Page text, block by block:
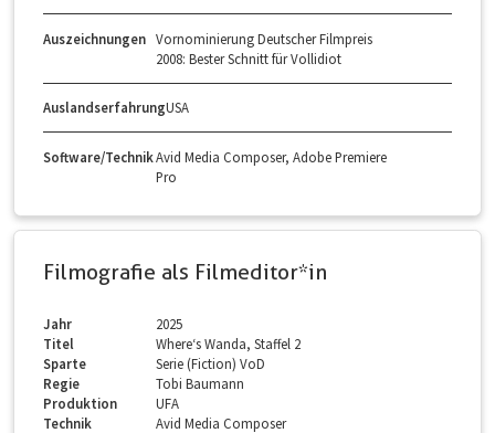
Auszeichnungen Vornominierung Deutscher Filmpreis
2008: Bester Schnitt für Vollidiot
AuslandserfahrungUSA
Software/TechnikAvid Media Composer, Adobe Premiere
Pro
Filmografie als Filmeditor*in
Jahr
2025
Titel
Where‘s Wanda, Staffel 2
Sparte
Serie (Fiction) VoD
Regie
Tobi Baumann
Produktion
UFA
Technik
Avid Media Composer